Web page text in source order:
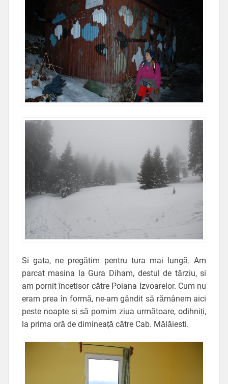
Si gata, ne pregătim pentru tura mai lungă. Am
parcat masina la Gura Diham, destul de târziu, si
am pornit încetisor către Poiana Izvoarelor. Cum nu
eram prea în formă, ne-am gândit să rămânem aici
peste noapte si să pornim ziua următoare, odihniți,
la prima oră de dimineață către Cab. Mălăiesti.